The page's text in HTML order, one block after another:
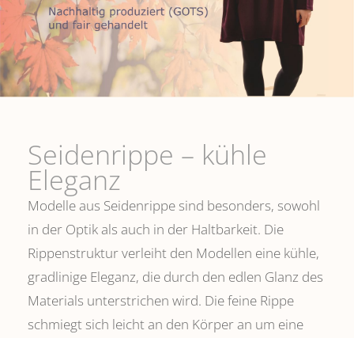
Seidenrippe­ – kühle
Eleganz
Modelle aus Seidenrippe sind besonders, sowohl
in der Optik als auch in der Haltbarkeit. Die
Rippenstruktur verleiht den Modellen eine kühle,
gradlinige Eleganz, die durch den edlen Glanz des
Materials unterstrichen wird. Die feine Rippe
schmiegt sich leicht an den Körper an um eine